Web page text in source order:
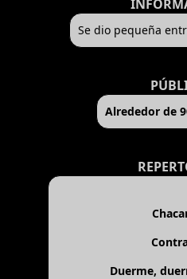
Se dio pequeña
Alrededor de
Duerme,